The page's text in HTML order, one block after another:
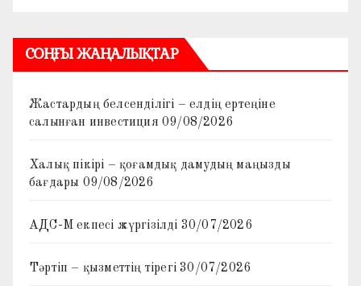
СОҢҒЫ ЖАҢАЛЫҚТАР
Жастардың белсенділігі – елдің ертеңіне
салынған инвестиция 09/08/2026
Халық пікірі – қоғамдық дамудың маңызды
бағдары 09/08/2026
АДС-М екпесі жүргізілді 30/07/2026
Тәртіп – қызметтің тірегі 30/07/2026